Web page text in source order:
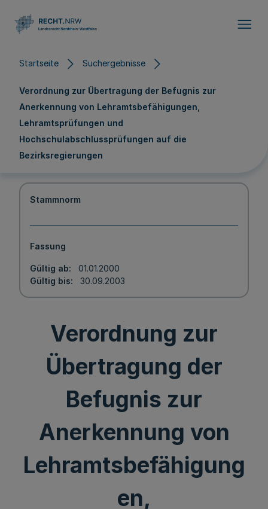
Startseite Suchergebnisse
Verordnung zur Übertragung der Befugnis zur
Anerkennung von Lehramtsbefähigungen,
Lehramtsprüfungen und
Hochschulabschlussprüfungen auf die
Bezirksregierungen
Stammnorm
Fassung
Gültig ab
01.01.2000
Gültig bis
30.09.2003
Verordnung zur
Übertragung der
Befugnis zur
Anerkennung von
Lehramtsbefähigung
en,